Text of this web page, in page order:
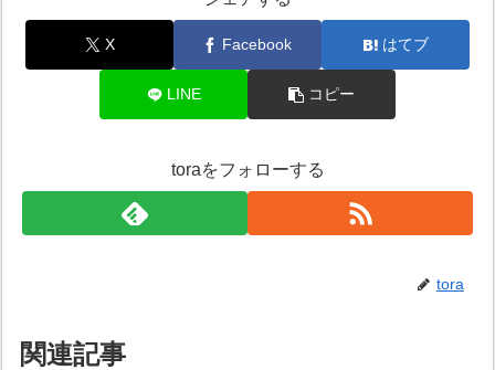
X Facebook はてブ
LINE コピー
toraをフォローする
tora
関連記事